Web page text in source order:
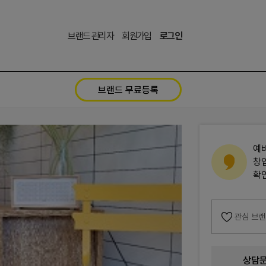
브랜드 관리자 회원가입 로그인
브랜드 무료등록
예
창
확
관심 브
상담